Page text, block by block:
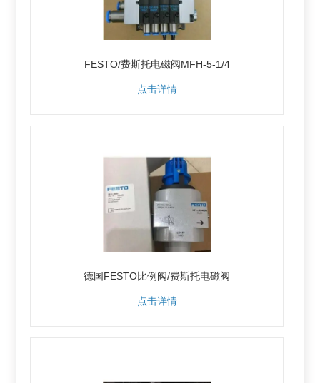
FESTO/费斯托电磁阀MFH-5-1/4
点击详情
德国FESTO比例阀/费斯托电磁阀
点击详情